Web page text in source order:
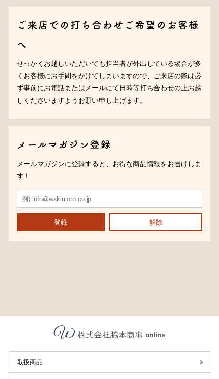
ご来店での打ち合わせご希望のお客様
へ
せっかくお越しいただいても担当者が外出している場合が多
くお客様にお手間をかけてしまいますので、ご来店の際は必
ず事前にお電話またはメールにて日時等打ち合わせの上お越
しくださいますようお願い申し上げます。
メールマガジン登録
メールマガジンに登録すると、お得な商品情報をお届けしま
す！
登録 解除
取扱商品